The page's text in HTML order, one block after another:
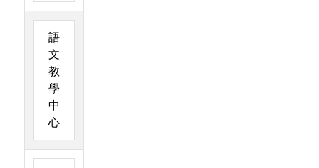
語
文
教
學
中
心